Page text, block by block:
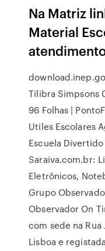
Na Matriz
Material
Tilibra Simpsons
96 Folhas |
Utiles Escolares
Escuela
Saraiva.com.br:
Eletrônicos,
Grupo
Observador On
com sede na Rua
Lisboa e